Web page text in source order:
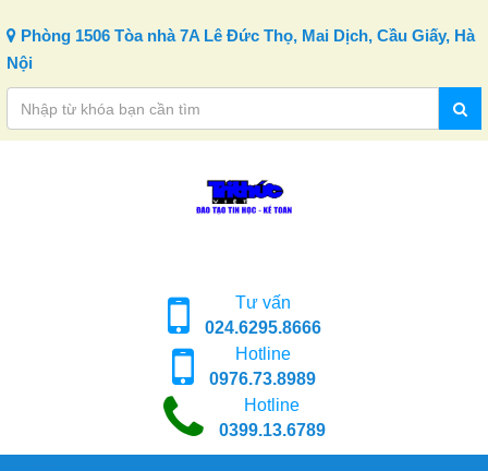
Phòng 1506 Tòa nhà 7A Lê Đức Thọ, Mai Dịch, Cầu Giấy, Hà
Nội
Tư vấn
024.6295.8666
Hotline
0976.73.8989
Hotline
0399.13.6789